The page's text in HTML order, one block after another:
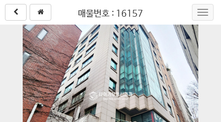
매물번호 : 16157